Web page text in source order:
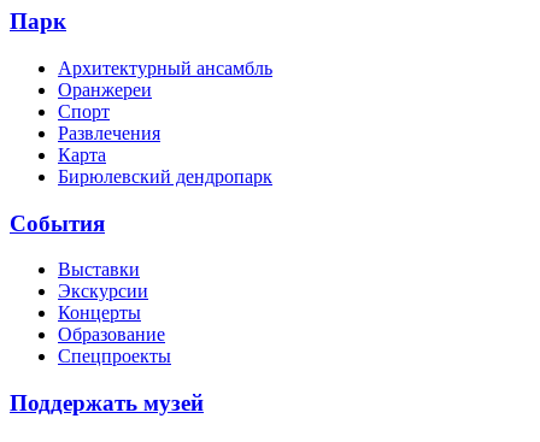
Парк
Архитектурный ансамбль
Оранжереи
Спорт
Развлечения
Карта
Бирюлевский дендропарк
События
Выставки
Экскурсии
Концерты
Образование
Спецпроекты
Поддержать музей